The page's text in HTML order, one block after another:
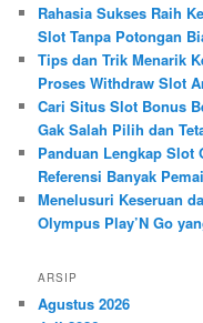
Rahasia Sukses Raih
Slot Tanpa Potongan
Tips dan Trik Menarik
Proses Withdraw Slot
Cari Situs Slot Bonus
Gak Salah Pilih dan
Panduan Lengkap Slot
Referensi Banyak
Menelusuri Keseruan
Olympus Play’N Go
ARSIP
Agustus 2026